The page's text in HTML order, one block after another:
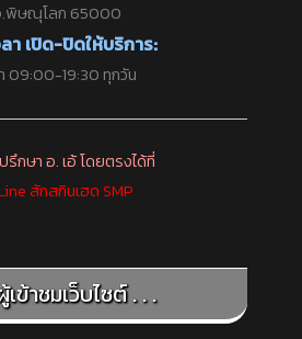
พิษณุโลก 65000
า เปิด-ปิดให้บริการ:
09:00-19:30 ทุกวัน
กษา อ. เอ้ โดยตรงได้ที่
ข้าชมเว็บไซต์ . . .